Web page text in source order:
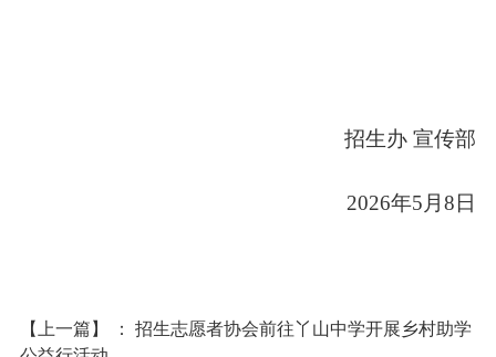
招生办 宣传部
2026年5月8日
【上一篇】 ： 招生志愿者协会前往丫山中学开展乡村助学